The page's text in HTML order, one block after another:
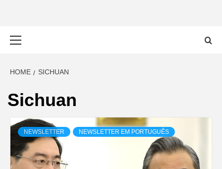
HOME SICHUAN
Sichuan
NEWSLETTER NEWSLETTER EM PORTUGUÊS